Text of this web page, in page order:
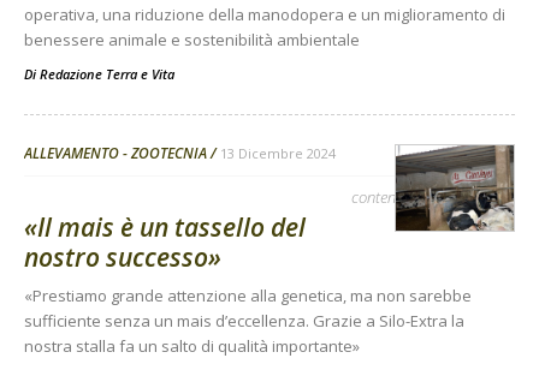
operativa, una riduzione della manodopera e un miglioramento di
benessere animale e sostenibilità ambientale
Di Redazione Terra e Vita
ALLEVAMENTO - ZOOTECNIA 13 Dicembre 2024
contenuto sponsorizzato
«Il mais è un tassello del
nostro successo»
«Prestiamo grande attenzione alla genetica, ma non sarebbe
sufficiente senza un mais d’eccellenza. Grazie a Silo-Extra la
nostra stalla fa un salto di qualità importante»